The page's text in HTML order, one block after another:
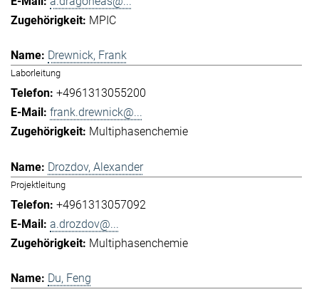
MPIC
Drewnick, Frank
Laborleitung
+4961313055200
frank.drewnick@...
Multiphasenchemie
Drozdov, Alexander
Projektleitung
+4961313057092
a.drozdov@...
Multiphasenchemie
Du, Feng